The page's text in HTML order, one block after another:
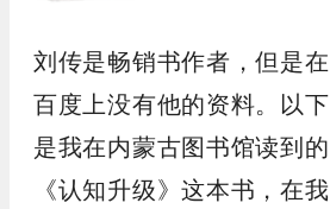
刘传是畅销书作者，但是在
百度上没有他的资料。以下
是我在内蒙古图书馆读到的
《认知升级》这本书，在我